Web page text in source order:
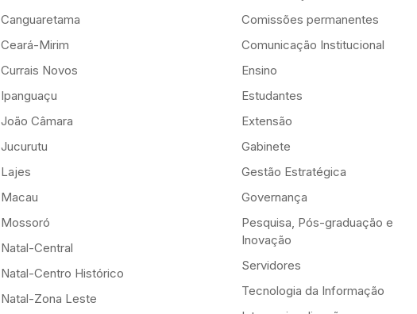
Canguaretama
Ceará-Mirim
Currais Novos
Ipanguaçu
João Câmara
Jucurutu
Lajes
Macau
Mossoró
Natal-Central
Natal-Centro Histórico
Natal-Zona Leste
Comissões permanentes
Comunicação Institucional
Ensino
Estudantes
Extensão
Gabinete
Gestão Estratégica
Governança
Pesquisa, Pós-graduação e
Inovação
Servidores
Tecnologia da Informação